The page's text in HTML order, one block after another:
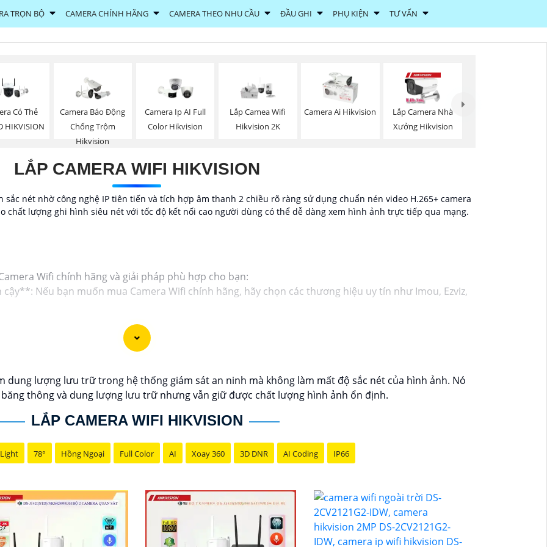
TRỌN BỘ CAMERA CHÍNH HÃNG CAMERA THEO NHU CẦU ĐẦU GHI PHỤ KIỆN TƯ VẤN
Có Thẻ
HIKVISION
Camera Báo Động
Chống Trộm
Hikvision
Camera Ip AI Full
Color Hikvision
Lắp Camea Wifi
Hikvision 2K
Camera Ai Hikvision
Lắp Camera Nhà
Xưởng Hikvision
LẮP CAMERA WIFI HIKVISION
sắc nét nhờ công nghệ IP tiên tiến và tích hợp âm thanh 2 chiều rõ ràng sử dụng chuẩn nén video H.265+ camera
lượng ghi hình siêu nét với tốc độ kết nối cao người dùng có thể dễ dàng xem hình ảnh trực tiếp qua mạng.
Wifi chính hãng và giải pháp phù hợp cho bạn:
Nếu bạn muốn mua Camera Wifi chính hãng, hãy chọn các thương hiệu uy tín như Imou, Ezviz,
có khả năng theo dõi từ xa thông qua ứng dụng di động, để bạn có thể theo dõi nhà cửa mọi lúc
lưu trữ video đám mây hoặc trên thẻ nhớ để bạn có thể xem lại khi cần.
dung lượng lưu trữ trong hệ thống giám sát an ninh mà không làm mất độ sắc nét của hình ảnh. Nó
thông và dung lượng lưu trữ nhưng vẫn giữ được chất lượng hình ảnh ổn định.
LẮP CAMERA WIFI HIKVISION
78° Hồng Ngoại Full Color AI Xoay 360 3D DNR AI Coding IP66